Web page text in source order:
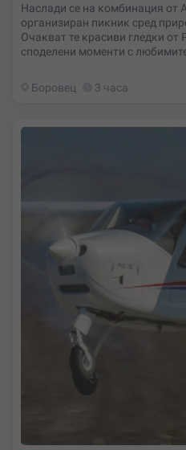
Наслади се на комбинация от
организиран пикник сред
Очакват те красиви гледки от
споделени моменти с
Боровец 3 часа